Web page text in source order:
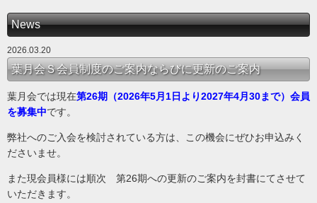
News
2026.03.20
葉月会Ｓ会員制度のご案内ならびに更新のご案内
葉月会では現在第26期（2026年5月1日より2027年4月30まで）会員
を募集中です。
弊社へのご入会を検討されている方は、この機会にぜひお申込みく
ださいませ。
また現会員様には順次 第26期への更新のご案内を封書にてさせて
いただきます。